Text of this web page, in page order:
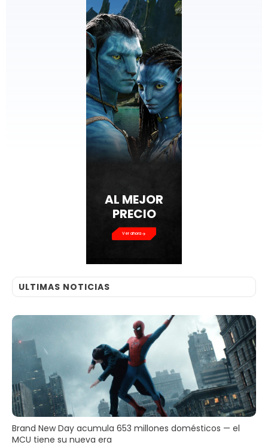
AL MEJOR
PRECIO
Ver ahora
ULTIMAS NOTICIAS
Brand New Day acumula 653 millones domésticos — el
MCU tiene su nueva era